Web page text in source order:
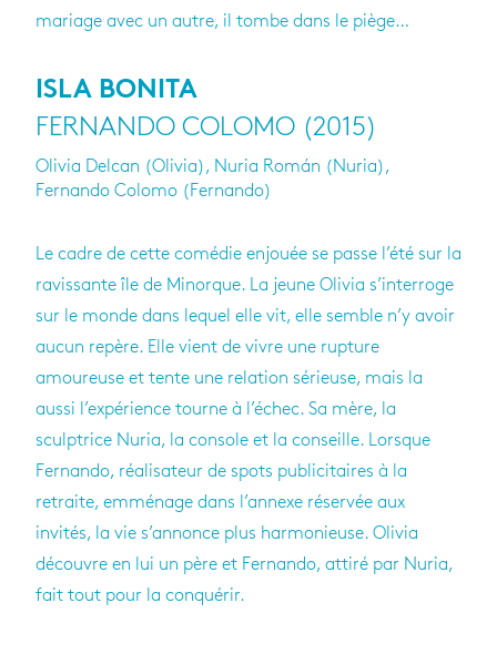
mariage avec un autre, il tombe dans le piège…
ISLA BONITA
FERNANDO COLOMO (2015)
Olivia Delcan (Olivia), Nuria Román (Nuria),
Fernando Colomo (Fernando)
Le cadre de cette comédie enjouée se passe l’été sur la
ravissante île de Minorque. La jeune Olivia s’interroge
sur le monde dans lequel elle vit, elle semble n’y avoir
aucun repère. Elle vient de vivre une rupture
amoureuse et tente une relation sérieuse, mais la
aussi l’expérience tourne à l’échec. Sa mère, la
sculptrice Nuria, la console et la conseille. Lorsque
Fernando, réalisateur de spots publicitaires à la
retraite, emménage dans l’annexe réservée aux
invités, la vie s’annonce plus harmonieuse. Olivia
découvre en lui un père et Fernando, attiré par Nuria,
fait tout pour la conquérir.